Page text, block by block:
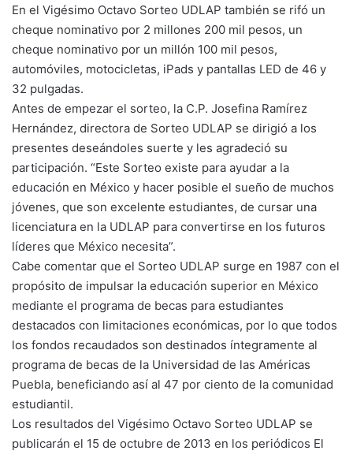
En el Vigésimo Octavo Sorteo UDLAP también se rifó un
cheque nominativo por 2 millones 200 mil pesos, un
cheque nominativo por un millón 100 mil pesos,
automóviles, motocicletas, iPads y pantallas LED de 46 y
32 pulgadas.
Antes de empezar el sorteo, la C.P. Josefina Ramírez
Hernández, directora de Sorteo UDLAP se dirigió a los
presentes deseándoles suerte y les agradeció su
participación. “Este Sorteo existe para ayudar a la
educación en México y hacer posible el sueño de muchos
jóvenes, que son excelente estudiantes, de cursar una
licenciatura en la UDLAP para convertirse en los futuros
líderes que México necesita”.
Cabe comentar que el Sorteo UDLAP surge en 1987 con el
propósito de impulsar la educación superior en México
mediante el programa de becas para estudiantes
destacados con limitaciones económicas, por lo que todos
los fondos recaudados son destinados íntegramente al
programa de becas de la Universidad de las Américas
Puebla, beneficiando así al 47 por ciento de la comunidad
estudiantil.
Los resultados del Vigésimo Octavo Sorteo UDLAP se
publicarán el 15 de octubre de 2013 en los periódicos El